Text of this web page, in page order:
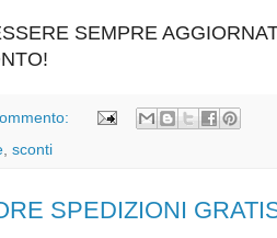
SEMPRE
sconti
SPEDIZIONI